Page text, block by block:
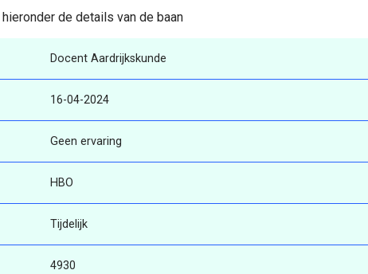
de details van de baan
Docent Aardrijkskunde
16-04-2024
Geen ervaring
HBO
Tijdelijk
4930